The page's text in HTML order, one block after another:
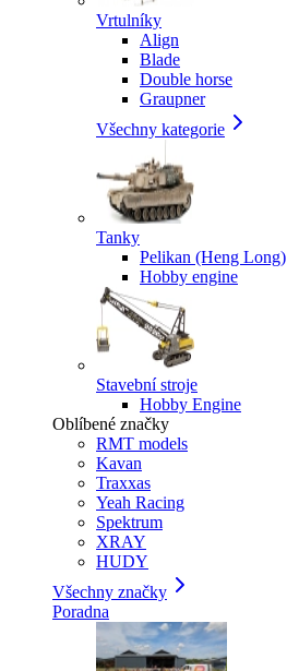
Vrtulníky
Align
Blade
Double horse
Graupner
Všechny kategorie
Tanky
Pelikan (Heng Long)
Hobby engine
Stavební stroje
Hobby Engine
Oblíbené značky
RMT models
Kavan
Traxxas
Yeah Racing
Spektrum
XRAY
HUDY
Všechny značky
Poradna